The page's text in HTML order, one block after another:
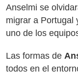
Anselmi se
migrar a Portugal
uno de los
Las formas de
todos en el